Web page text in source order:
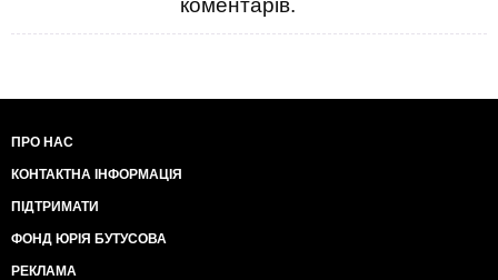
коментарів.
ПРО НАС
КОНТАКТНА ІНФОРМАЦІЯ
ПІДТРИМАТИ
ФОНД ЮРІЯ БУТУСОВА
РЕКЛАМА